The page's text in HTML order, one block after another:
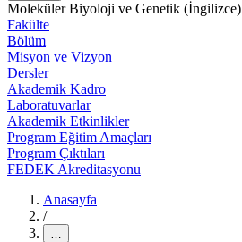
Moleküler Biyoloji ve Genetik (İngilizce)
Fakülte
Bölüm
Misyon ve Vizyon
Dersler
Akademik Kadro
Laboratuvarlar
Akademik Etkinlikler
Program Eğitim Amaçları
Program Çıktıları
FEDEK Akreditasyonu
Anasayfa
/
…